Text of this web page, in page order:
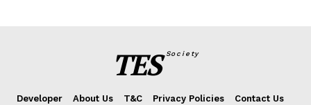
TES Society
Developer About Us T&C Privacy Policies
Contact Us